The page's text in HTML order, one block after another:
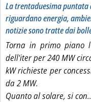
La trentaduesima
riguardano energia,
notizie sono tratte dai
Torna in primo piano
dell'iter per 240 MW
kW richieste per
da 2 MW.
Quanto al solare, si